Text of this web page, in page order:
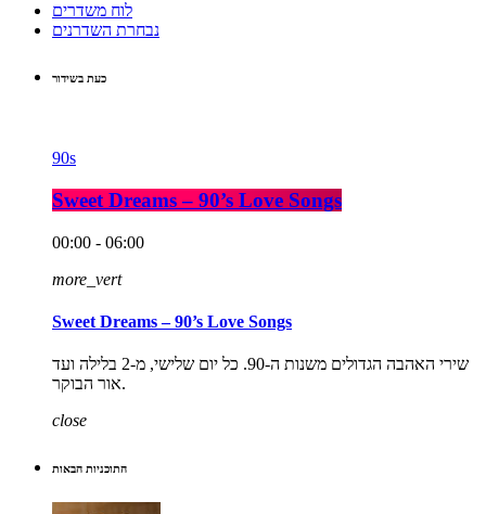
לוח משדרים
נבחרת השדרנים
כעת בשידור
90s
Sweet Dreams – 90’s Love Songs
00:00 - 06:00
more_vert
Sweet Dreams – 90’s Love Songs
שירי האהבה הגדולים משנות ה-90. כל יום שלישי, מ-2 בלילה ועד
אור הבוקר.
close
התוכניות הבאות